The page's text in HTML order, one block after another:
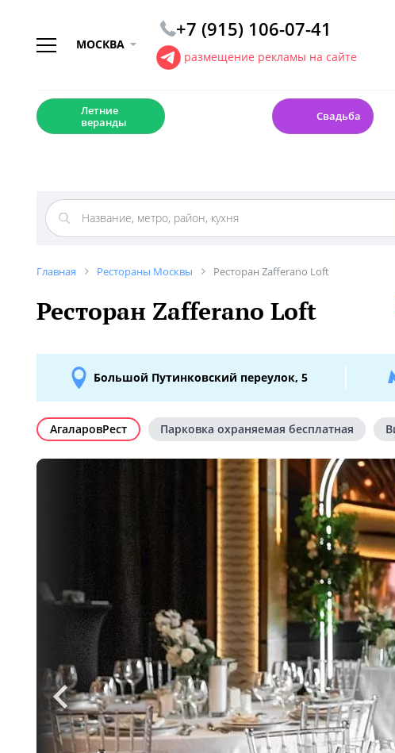
МОСКВА
+7 (915) 106-07-41
размещение рекламы на сайте
Летние
веранды
Свадьба
Главная Рестораны Москвы Ресторан Zafferano Loft
Ресторан Zafferano Loft
Большой Путинковский переулок, 5
АгаларовРест Парковка охраняемая бесплатная